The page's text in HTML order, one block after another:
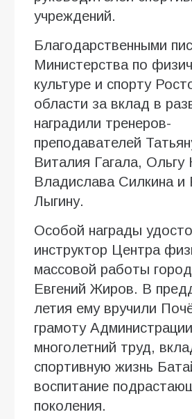
учреждений.
Благодарственными
Министерства по
культуре и спорту
области за вклад в
наградили тренеров-
преподавателей
Виталия Гагала, Ольгу
Владислава Силкина и
Лыгину.
Особой награды
инструктор Центра
массовой работы
Евгений Жиров. В
летия ему вручили
грамоту
многолетний труд,
спортивную жизнь
воспитание
поколения.